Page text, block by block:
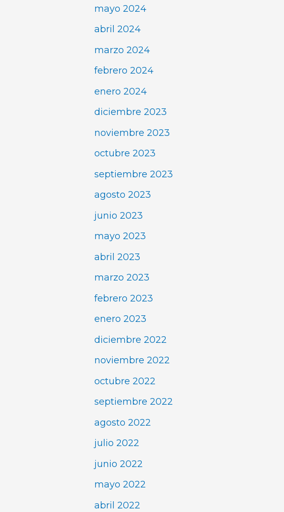
mayo 2024
abril 2024
marzo 2024
febrero 2024
enero 2024
diciembre 2023
noviembre 2023
octubre 2023
septiembre 2023
agosto 2023
junio 2023
mayo 2023
abril 2023
marzo 2023
febrero 2023
enero 2023
diciembre 2022
noviembre 2022
octubre 2022
septiembre 2022
agosto 2022
julio 2022
junio 2022
mayo 2022
abril 2022